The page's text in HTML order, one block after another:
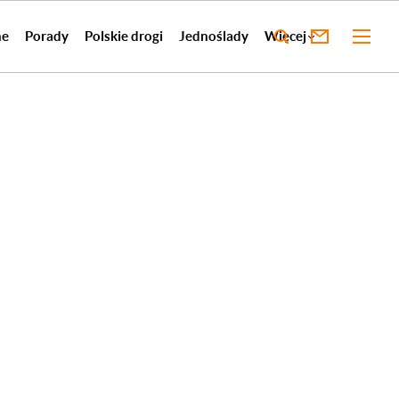
Porady Polskie drogi Jednoślady Więcej